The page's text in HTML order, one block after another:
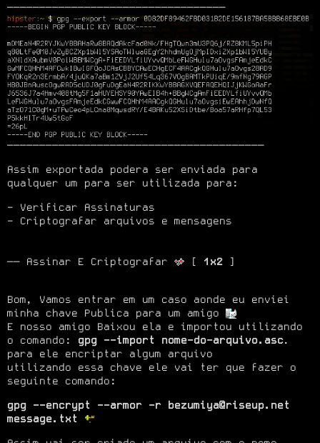
────────────────────────────────────────
Assim exportada podera ser enviada para
qualquer um para ser utilizada para:
Verificar Assinaturas
Criptografar arquivos e mensagens
── Assinar E Criptografar [ 1x2
Bom, Vamos entrar em um caso aonde eu enviei
minha chave Publica para um amigo
E nosso amigo Baixou ela e importou utilizando
o comando: gpg --import nome-do-arquivo.asc.
para ele encriptar algum arquivo
utilizando essa chave ele vai ter que fazer o
seguinte comando:
gpg --encrypt --armor -r bezumiya@riseup.net
message.txt